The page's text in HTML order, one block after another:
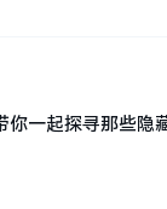
一起探寻那些隐